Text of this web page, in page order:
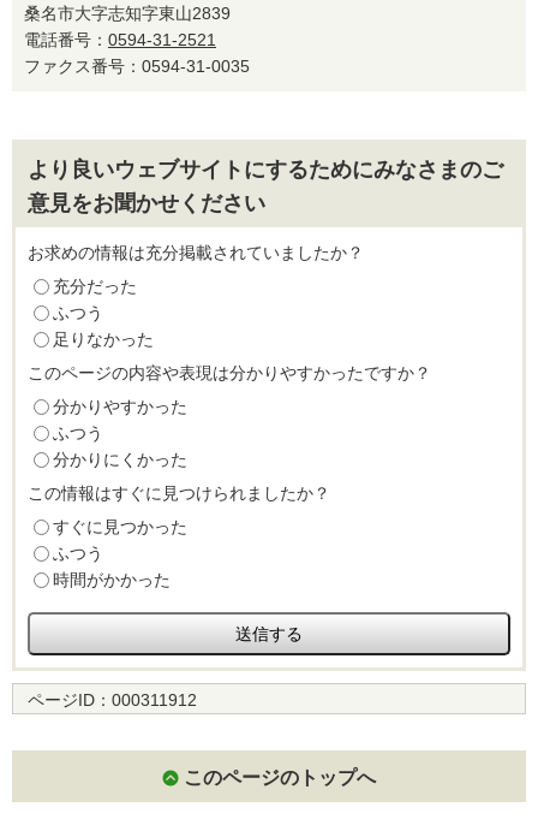
桑名市大字志知字東山2839
電話番号： 0594-31-2521
ファクス番号：0594-31-0035
より良いウェブサイトにするためにみなさまのご
意見をお聞かせください
お求めの情報は充分掲載されていましたか？
充分だった
ふつう
足りなかった
このページの内容や表現は分かりやすかったですか？
分かりやすかった
ふつう
分かりにくかった
この情報はすぐに見つけられましたか？
すぐに見つかった
ふつう
時間がかかった
ページID： 000311912
このページのトップへ